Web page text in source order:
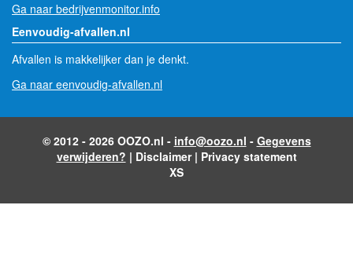
Ga naar bedrijvenmonitor.info
Eenvoudig-afvallen.nl
Afvallen is makkelijker dan je denkt.
Ga naar eenvoudig-afvallen.nl
© 2012 - 2026 OOZO.nl - info@oozo.nl - Gegevens
verwijderen? | Disclaimer| Privacy statement
XS